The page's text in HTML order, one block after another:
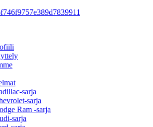
sarja
sarja
Ram -sarja
sarja